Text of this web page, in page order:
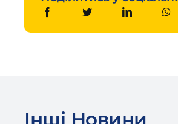
Інші Новини